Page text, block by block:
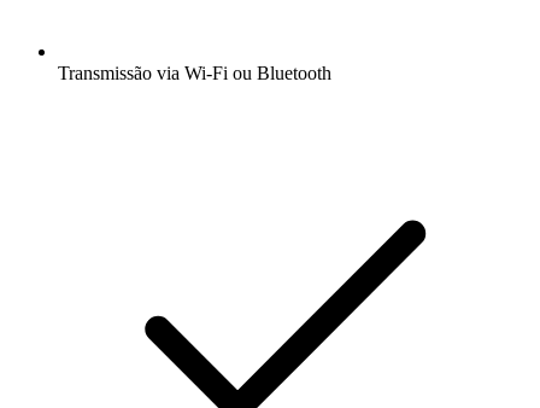
Transmissão via Wi-Fi ou Bluetooth